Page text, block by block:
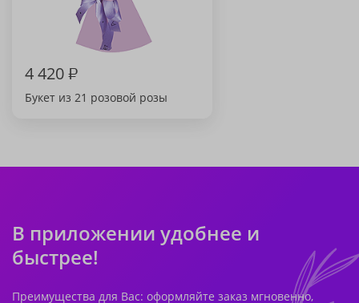
4 420₽
Букет из 21 розовой розы
В приложении удобнее и
быстрее!
Преимущества для Вас: оформляйте заказ мгновенно,